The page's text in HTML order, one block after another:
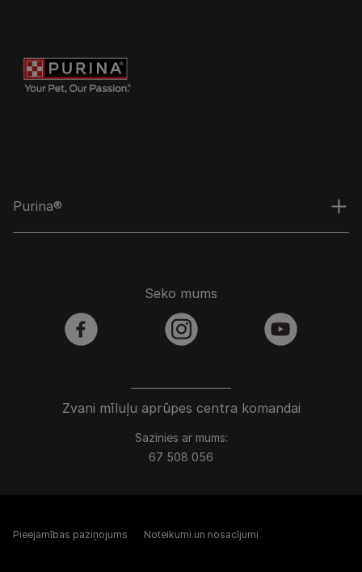
Purina®
Zvani mīluļu aprūpes centra komandai
Sazinies ar mums:
67 508 056
Seko mums
facebook instagram youtube
Pieejamības paziņojums Noteikumi un nosacījumi